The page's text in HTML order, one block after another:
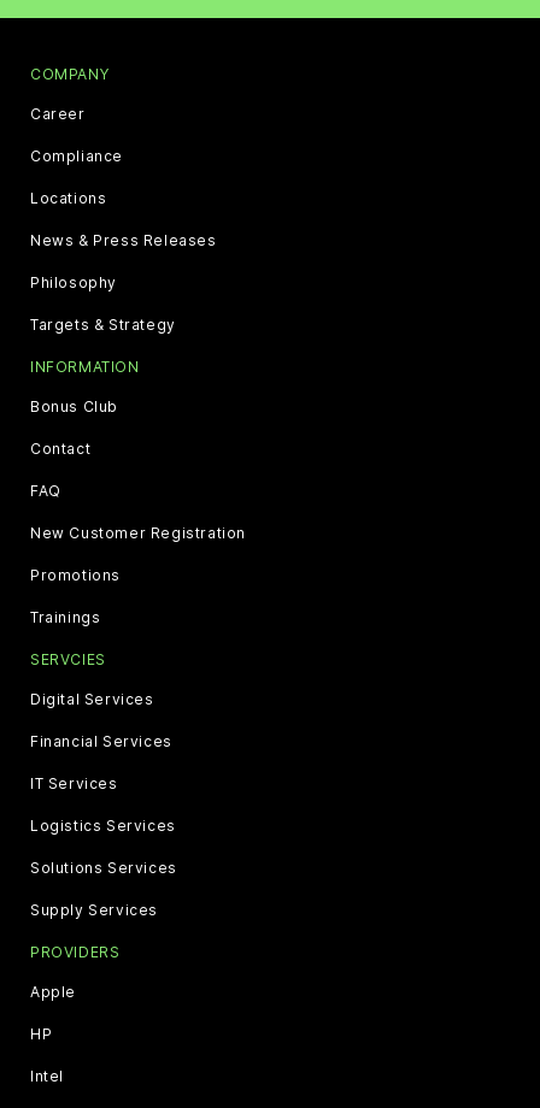
COMPANY
Career
Compliance
Locations
News & Press Releases
Philosophy
Targets & Strategy
INFORMATION
Bonus Club
Contact
FAQ
New Customer Registration
Promotions
Trainings
SERVCIES
Digital Services
Financial Services
IT Services
Logistics Services
Solutions Services
Supply Services
PROVIDERS
Apple
HP
Intel